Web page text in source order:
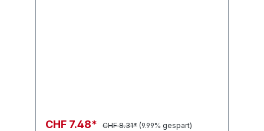
CHF 7.48* CHF 8.31* (9.99% gespart)